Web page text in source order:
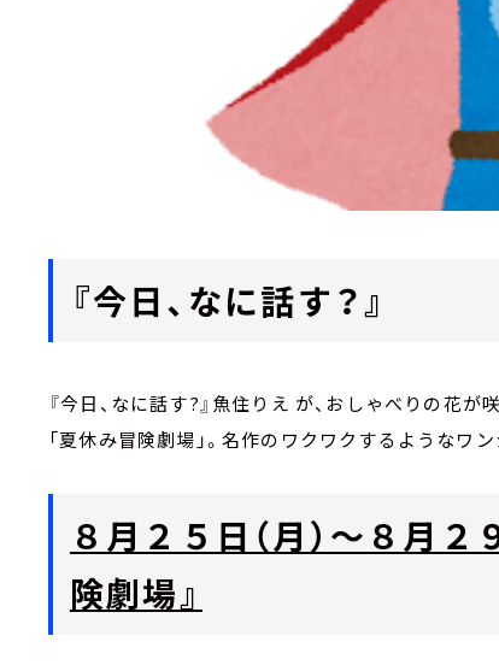
『今日、なに話す？』
『今日、なに話す?』魚住りえ が、おしゃべりの花
「夏休み冒険劇場」。名作のワクワクするようなワ
８月２５日（月）～８月２
険劇場』